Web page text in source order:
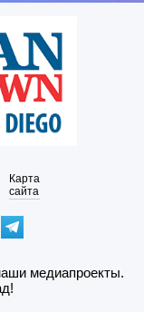
Карта
сайта
медиапроекты.